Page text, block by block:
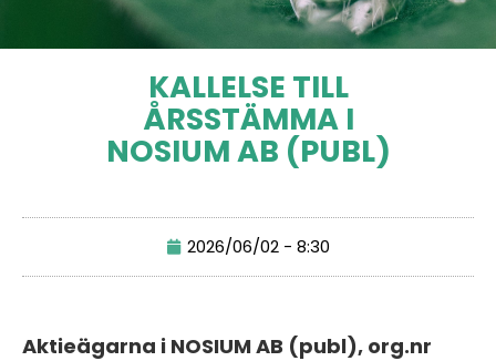
KALLELSE TILL
ÅRSSTÄMMA I
NOSIUM AB (PUBL)
2026/06/02 - 8:30
Aktieägarna i NOSIUM AB (publ), org.nr